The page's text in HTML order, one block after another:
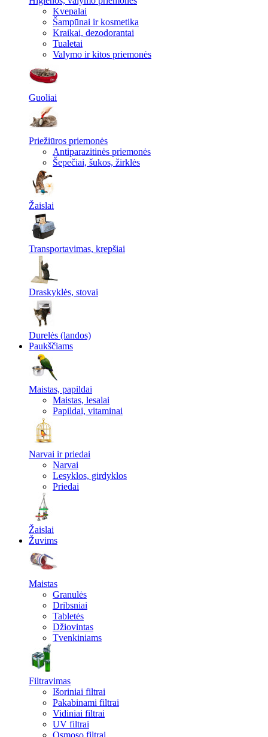
Kvepalai
Šampūnai ir kosmetika
Kraikai, dezodorantai
Tualetai
Valymo ir kitos priemonės
Guoliai
Priežiūros priemonės
Antiparazitinės priemonės
Šepečiai, šukos, žirklės
Žaislai
Transportavimas, krepšiai
Draskyklės, stovai
Durelės (landos)
Paukščiams
Maistas, papildai
Maistas, lesalai
Papildai, vitaminai
Narvai ir priedai
Narvai
Lesyklos, girdyklos
Priedai
Žaislai
Žuvims
Maistas
Granulės
Dribsniai
Tabletės
Džiovintas
Tvenkiniams
Filtravimas
Išoriniai filtrai
Pakabinami filtrai
Vidiniai filtrai
UV filtrai
Osmoso filtrai